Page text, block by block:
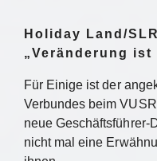
Holiday Land/
„Veränderung ist
Für Einige ist der
Verbundes beim
neue Geschäftsführer-
nicht mal eine